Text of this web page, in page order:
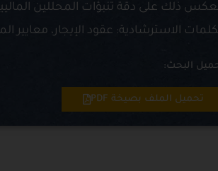
ذلك على دقة تنبؤات المحللين
الاسترشادية: عقود الإيجار، معايير
البحث:
تحميل الملف بصيخة PDF